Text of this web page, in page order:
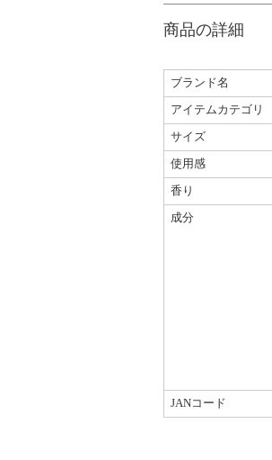
商品の詳細
ブランド名
アイテムカテゴリ
サイズ
使用感
香り
成分
JANコード